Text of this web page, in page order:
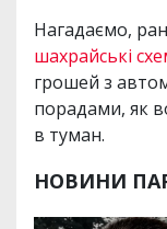
Нагадаємо,
шахрайські
грошей з
порадами, як
в туман.